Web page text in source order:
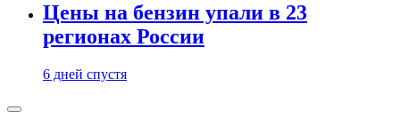
Цены на бензин упали в 23
регионах России
6 дней спустя